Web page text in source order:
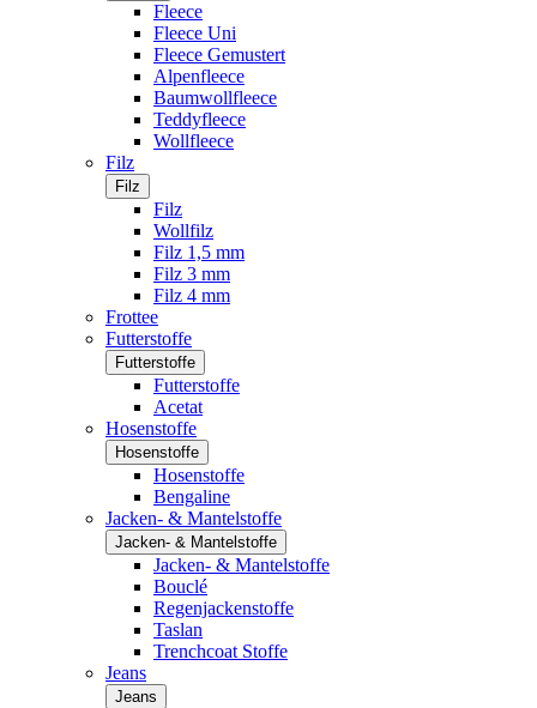
Fleece
Fleece Uni
Fleece Gemustert
Alpenfleece
Baumwollfleece
Teddyfleece
Wollfleece
Filz
Filz
Filz
Wollfilz
Filz 1,5 mm
Filz 3 mm
Filz 4 mm
Frottee
Futterstoffe
Futterstoffe
Futterstoffe
Acetat
Hosenstoffe
Hosenstoffe
Hosenstoffe
Bengaline
Jacken- & Mantelstoffe
Jacken- & Mantelstoffe
Jacken- & Mantelstoffe
Bouclé
Regenjackenstoffe
Taslan
Trenchcoat Stoffe
Jeans
Jeans